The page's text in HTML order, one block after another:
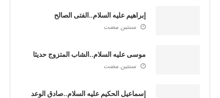
إبراهيم عليه السلام..الفتى الصالح
سنتين مضت
موسى عليه السلام..الشاب المتزوج حديثا
سنتين مضت
إسماعيل الحكيم عليه السلام..صادق الوعد